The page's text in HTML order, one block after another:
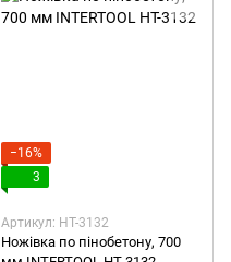
−16%
3
Артикул: HT-3132
Ножівка по пінобетону, 700